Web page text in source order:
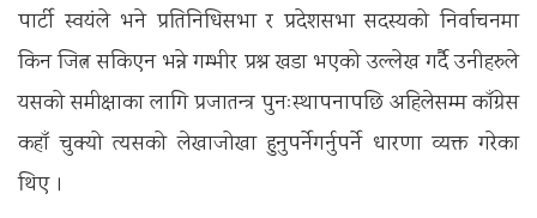
पार्टी स्वयंले भने प्रतिनिधिसभा र प्रदेशसभा सदस्यको निर्वाचनमा
किन जित्न सकिएन भन्ने गम्भीर प्रश्न खडा भएको उल्लेख गर्दै उनीहरुले
यसको समीक्षाका लागि प्रजातन्त्र पुनःस्थापनापछि अहिलेसम्म काँग्रेस
कहाँ चुक्यो त्यसको लेखाजोखा हुनुपर्नेगर्नुपर्ने धारणा व्यक्त गरेका
थिए ।